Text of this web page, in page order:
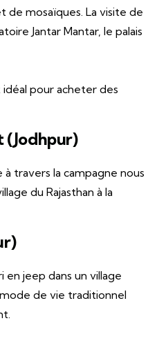
de mosaïques. La visite de
Jantar Mantar, le palais
pour acheter des
(Jodhpur)
travers la campagne nous
du Rajasthan à la
jeep dans un village
de vie traditionnel